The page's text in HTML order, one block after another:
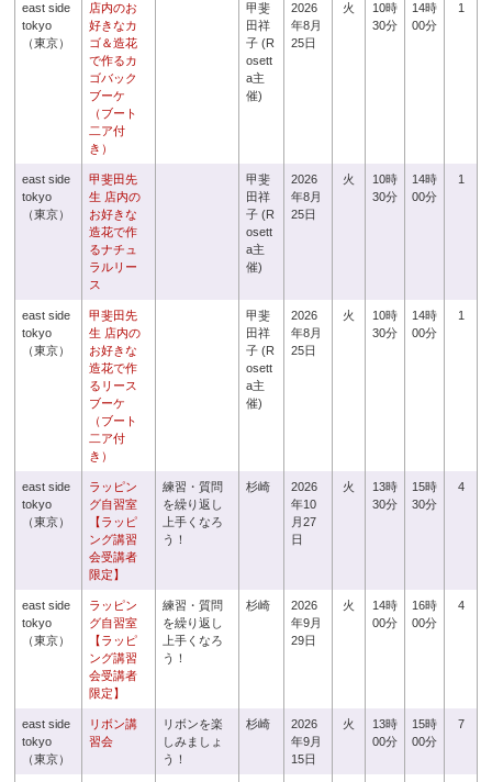
east side
tokyo
（東京）
店内のお
好きなカ
ゴ＆造花
で作るカ
ゴバック
ブーケ
（ブート
二ア付
き）
甲斐
田祥
子 (R
osett
a主
催)
2026
年8月
25日
火
10時
30分
14時
00分
1
east side
tokyo
（東京）
甲斐田先
生 店内の
お好きな
造花で作
るナチュ
ラルリー
ス
甲斐
田祥
子 (R
osett
a主
催)
2026
年8月
25日
火
10時
30分
14時
00分
1
east side
tokyo
（東京）
甲斐田先
生 店内の
お好きな
造花で作
るリース
ブーケ
（ブート
二ア付
き）
甲斐
田祥
子 (R
osett
a主
催)
2026
年8月
25日
火
10時
30分
14時
00分
1
east side
tokyo
（東京）
ラッピン
グ自習室
【ラッピ
ング講習
会受講者
限定】
練習・質問
を繰り返し
上手くなろ
う！
杉崎
2026
年10
月27
日
火
13時
30分
15時
30分
4
east side
tokyo
（東京）
ラッピン
グ自習室
【ラッピ
ング講習
会受講者
限定】
練習・質問
を繰り返し
上手くなろ
う！
杉崎
2026
年9月
29日
火
14時
00分
16時
00分
4
east side
tokyo
（東京）
リボン講
習会
リボンを楽
しみましょ
う！
杉崎
2026
年9月
15日
火
13時
00分
15時
00分
7